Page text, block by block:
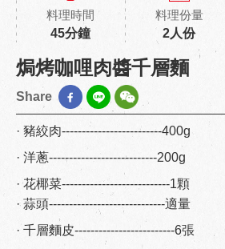
料理時間
45分鐘
料理份量
2人份
焗烤咖哩肉醬千層麵
Share
· 豬絞肉-------------------------400g
· 洋蔥---------------------------200g
· 花椰菜---------------------------1顆
· 蒜頭-----------------------------適量
· 千層麵皮-------------------------6張